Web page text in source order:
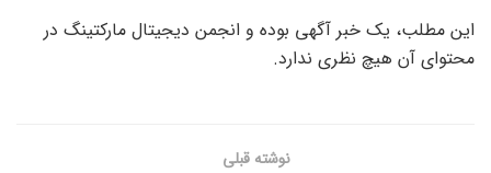
این مطلب، یک خبر آگهی بوده و انجمن دیجیتال مارکتینگ در
محتوای آن هیچ نظری ندارد.
نوشته قبلی